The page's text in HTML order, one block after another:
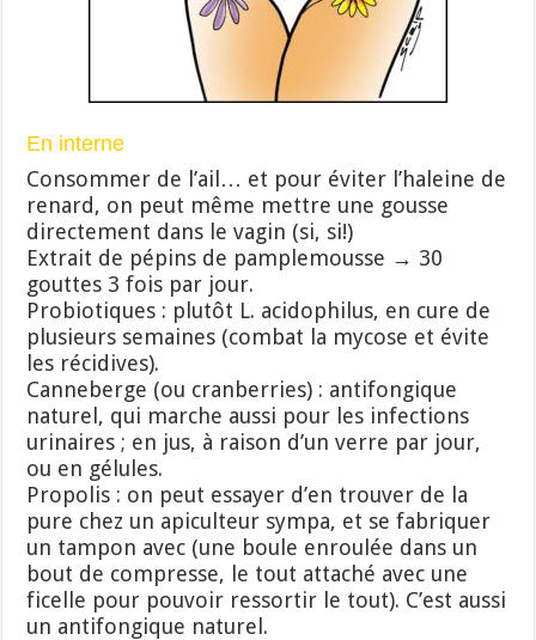
En interne
Consommer de l’ail… et pour éviter l’haleine de
renard, on peut même mettre une gousse
directement dans le vagin (si, si!)
Extrait de pépins de pamplemousse → 30
gouttes 3 fois par jour.
Probiotiques : plutôt L. acidophilus, en cure de
plusieurs semaines (combat la mycose et évite
les récidives).
Canneberge (ou cranberries) : antifongique
naturel, qui marche aussi pour les infections
urinaires ; en jus, à raison d’un verre par jour,
ou en gélules.
Propolis : on peut essayer d’en trouver de la
pure chez un apiculteur sympa, et se fabriquer
un tampon avec (une boule enroulée dans un
bout de compresse, le tout attaché avec une
ficelle pour pouvoir ressortir le tout). C’est aussi
un antifongique naturel.